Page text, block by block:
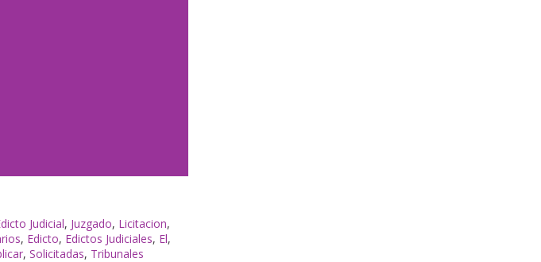
Judicial, Juzgado, Licitacion,
, Edicto, Edictos Judiciales, El,
, Solicitadas, Tribunales